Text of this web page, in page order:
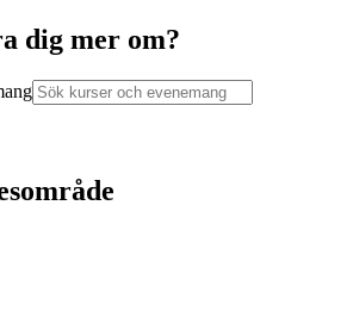
dig mer om?